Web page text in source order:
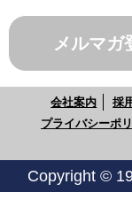
メルマガ
会社案内 採
プライバシーポ
Copyright ©